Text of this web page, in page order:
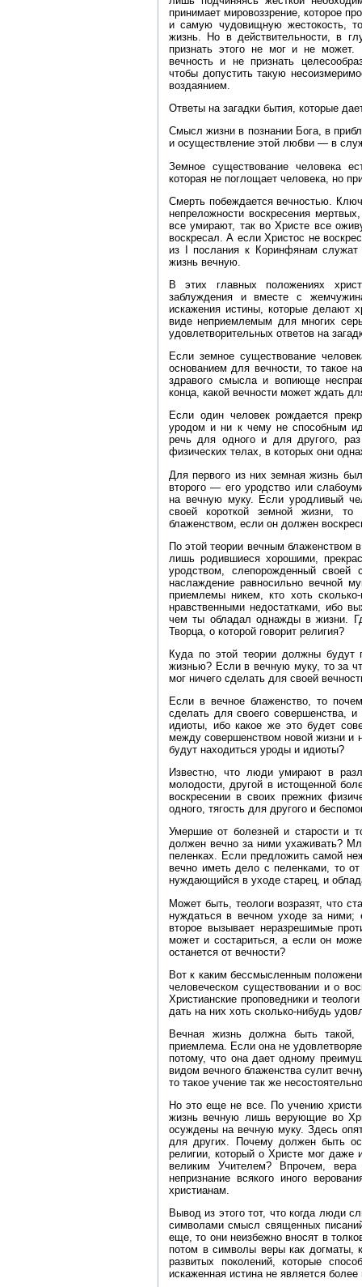
принимает мировоззрение, которое
и самую чудовищную жестокость,
жизнь. Но в действительности, в
признать этого не мог и не
вечность и не признать
чтобы допустить такую
воздаянием.
Ответы на загадки бытия, которые
Смысл жизни в познании Бога, в
и осуществление этой любви — в
Земное существование человека
которая не поглощает человека, но
Смерть побеждается вечностью.
непреложности воскресения
все умирают, так во Христе все
воскресал. А если Христос не
из I послания к Коринфянам
жизнь вечную.
В этих главных положениях
заблуждения и вместе с
искажения истины, которые делают
виде неприемлемым для многих
удовлетворительных ответов на
Если земное существование
основанием для вечности, то такое
здравого смысла и вопиюще
конца, какой вечности может ждать
Если один человек рождается
уродом и ни к чему не способным
речь для одного и для другого,
физических телах, в которых они
Для первого из них земная жизнь
второго — его уродство или
на вечную муку. Если уродливый
своей короткой земной жизни,
блаженством, если он должен
По этой теории вечным блаженством
лишь родившиеся хорошими,
уродством, слепорожденный своей
наслаждение равносильно вечной
приемлемы никем, кто хоть
нравственными недостатками, ибо
чем ты обладал однажды в жизни.
Творца, о которой говорит религия?
Куда по этой теории должны будут
жизнью? Если в вечную муку, то за
мог ничего сделать для своей
Если в вечное блаженство, то
сделать для своего совершенства,
идиоты, ибо какое же это будет
между совершенством новой жизни и
будут находиться уроды и идиоты?
Известно, что люди умирают в
молодости, другой в истощенной
воскресении в своих прежних
одного, тягость для другого и
Умершие от болезней и старости и
должен вечно за ними ухаживать?
пеленках. Если предложить самой
вечно иметь дело с пеленками, то
нуждающийся в уходе старец, и
Может быть, теологи возразят, что
нуждаться в вечном уходе за ними;
второе вызывает неразрешимые
может и состариться, а если он
останется от вечности?
Вот к каким бессмысленным
человеческом существовании и о
Христианские проповедники и
дать на них хоть сколько‑нибудь
Вечная жизнь должна быть
приемлема. Если она не
потому, что она дает одному
видом вечного блаженства сулит
то такое учение так же
Но это еще не все. По учению
жизнь вечную лишь верующие во
осуждены на вечную муку. Здесь
для других. Почему должен быть
религии, который о Христе мог
великим Учителем? Впрочем,
непризнание всякого иного
христианам.
Вывод из этого тот, что когда люди
символами смысл священных
еще, то они неизбежно вносят в
потом в символы веры как догматы,
развитых поколений, которые
искаженная истина не является